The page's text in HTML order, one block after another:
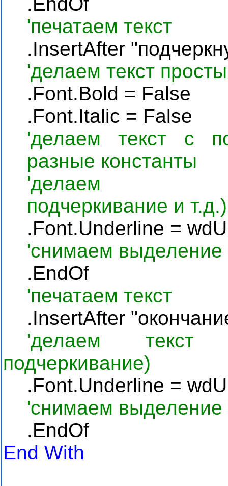
'печатаем текст
.InsertAfter
'делаем текст
.Font.Bold = False
.Font.Italic = False
'делаем текст с
разные константы
'делаем
подчеркивание и т.д.)
.Font.Underline =
'снимаем выделение
.EndOf
'печатаем текст
.InsertAfter
'делаем текст
подчеркивание)
.Font.Underline =
'снимаем выделение
.EndOf
End With